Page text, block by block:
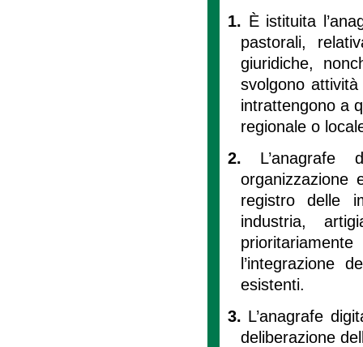
1. È istituita
pastorali,
giuridiche,
svolgono
intrattengono a
regionale o
2.
organizzazione
registro delle
industria,
l’integrazione
esistenti.
3. L’anagrafe
deliberazione